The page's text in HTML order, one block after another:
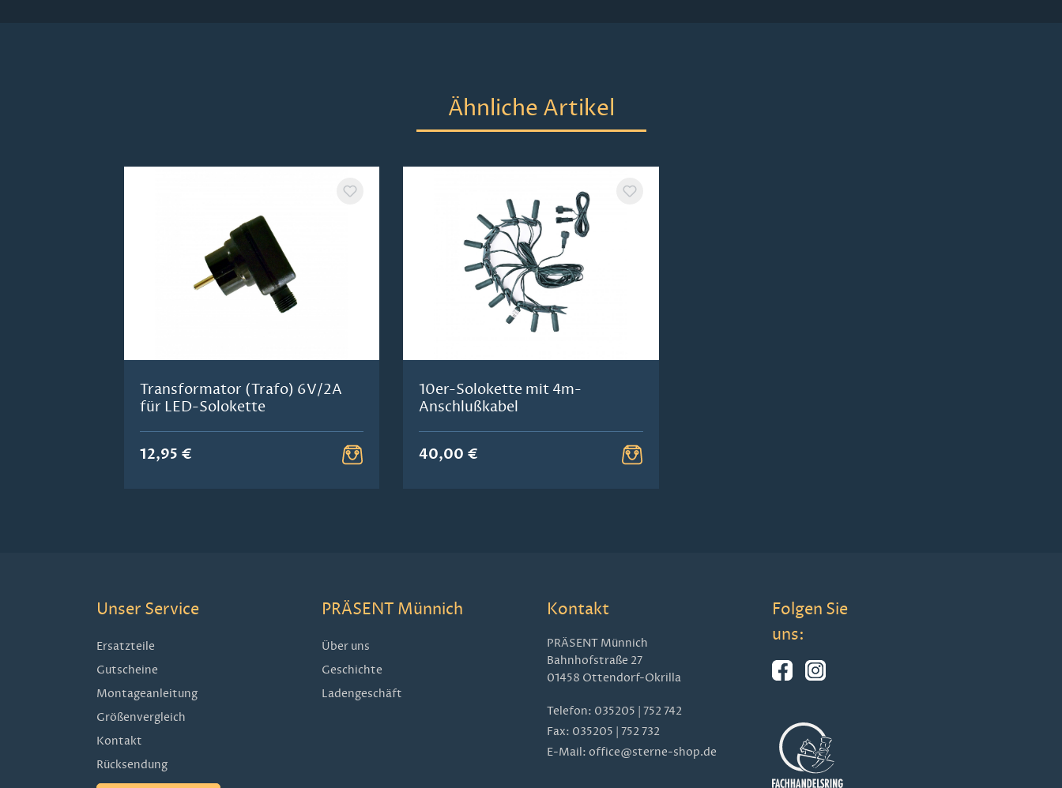
Ähnliche Artikel
Transformator (Trafo) 6V/2A
für LED-Solokette
12,95 €
10er-Solokette mit 4m-
Anschlußkabel
40,00 €
Unser Service
Ersatzteile
Gutscheine
Montageanleitung
Größenvergleich
Kontakt
Rücksendung
PRÄSENT Münnich
Über uns
Geschichte
Ladengeschäft
Kontakt
PRÄSENT Münnich
Bahnhofstraße 27
01458 Ottendorf-Okrilla
Telefon: 035205 | 752 742
Fax: 035205 | 752 732
E-Mail: office@sterne-shop.de
Folgen Sie
uns: